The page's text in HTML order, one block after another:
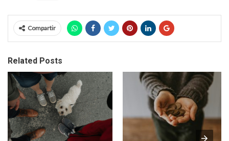
Compartir
Related Posts